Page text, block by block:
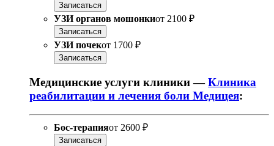
Записаться
УЗИ органов мошонкиот 2100 ₽
Записаться
УЗИ почекот 1700 ₽
Записаться
Медицинские услуги клиники —Клиника
реабилитации и лечения боли Медицея:
Бос-терапияот 2600 ₽
Записаться